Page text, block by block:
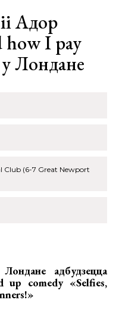
Адор
how I pay
Лондане
Club (6-7 Great Newport
адбудзецца
up comedy «Selfies,